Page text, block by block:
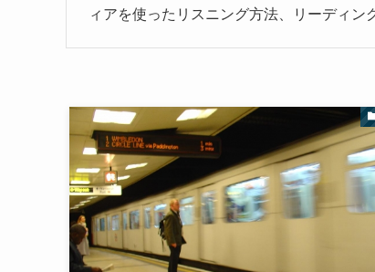
ィアを使ったリスニング方法、リーディン